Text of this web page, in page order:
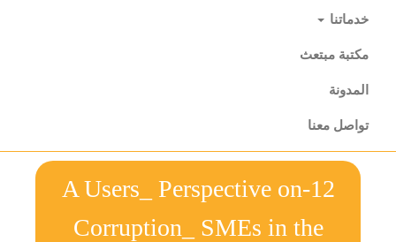
خدماتنا
مكتبة مبتعث
المدونة
تواصل معنا
12-A Users_ Perspective on
Corruption_ SMEs in the